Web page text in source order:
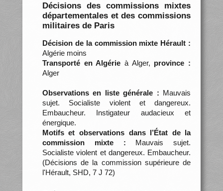
Décisions des commissions mixtes
départementales et des commissions
militaires de Paris
Décision de la commission mixte Hérault :
Algérie moins
Transporté en Algérie à Alger, province :
Alger
Observations en liste générale : Mauvais
sujet. Socialiste violent et dangereux.
Embaucheur. Instigateur audacieux et
énergique.
Motifs et observations dans l’État de la
commission mixte : Mauvais sujet.
Socialiste violent et dangereux. Embaucheur.
(Décisions de la commission supérieure de
l'Hérault, SHD, 7 J 72)